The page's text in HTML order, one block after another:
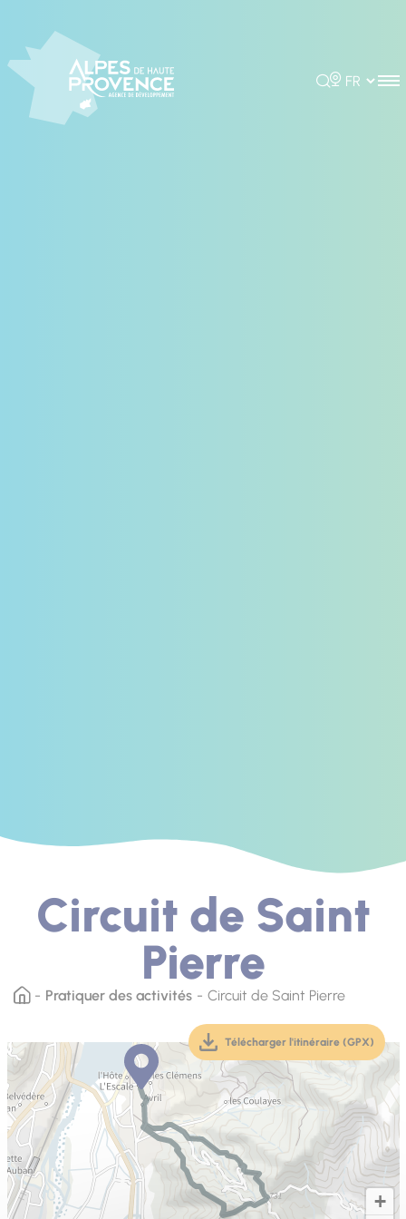
Rechercher
Choisir la
Circuit de Saint
Pierre
Pratiquer des activités Circuit de Saint Pierre
+
Télécharger l'itinéraire (GPX)
(téléchargement,